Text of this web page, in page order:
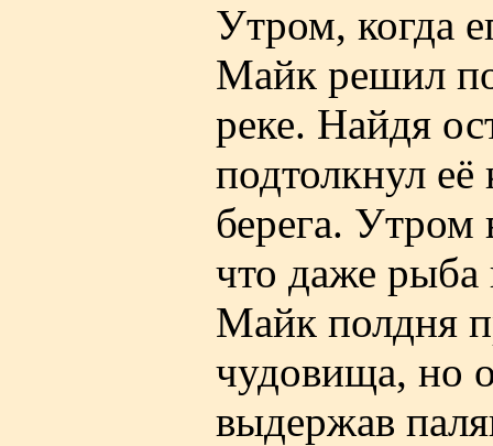
Утром, когда
Майк решил
реке. Найдя
подтолкнул
берега. Утром
что даже рыба
Майк полдня
чудовища, но
выдержав